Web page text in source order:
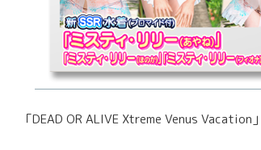
「DEAD OR ALIVE Xtreme Venus